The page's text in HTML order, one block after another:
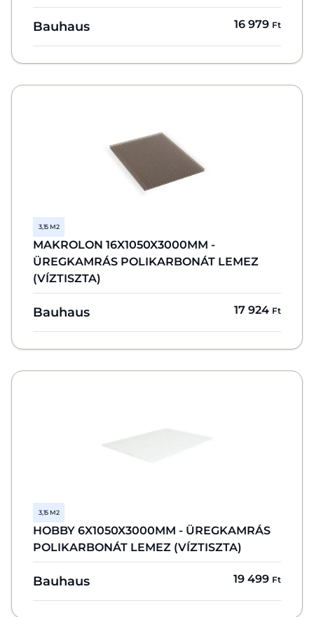
Bauhaus 16 979 Ft
3,15 M2
MAKROLON 16X1050X3000MM -
ÜREGKAMRÁS POLIKARBONÁT LEMEZ
(VÍZTISZTA)
Bauhaus 17 924 Ft
3,15 M2
HOBBY 6X1050X3000MM - ÜREGKAMRÁS
POLIKARBONÁT LEMEZ (VÍZTISZTA)
Bauhaus 19 499 Ft